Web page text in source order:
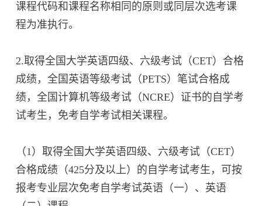
课程代码和课程名称相同的原则或同层次选考课
程为准执行。
2.取得全国大学英语四级、六级考试（CET）合格
成绩，全国英语等级考试（PETS）笔试合格成
绩，全国计算机等级考试（NCRE）证书的自学考
试考生，免考自学考试相关课程。
（1）取得全国大学英语四级、六级考试（CET）
合格成绩（425分及以上）的自学考试考生，可按
报考专业层次免考自学考试英语（一）、英语